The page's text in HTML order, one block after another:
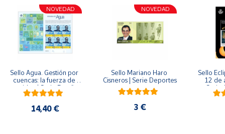
NOVEDAD
Sello Agua. Gestión por
cuencas: la fuerza de
una idea.| Serie España
ES| Pliego Premium
14,40 €
NOVEDAD
Sello Mariano Haro
Cisneros | Serie Deportes
3 €
Sello
12 de
Serie